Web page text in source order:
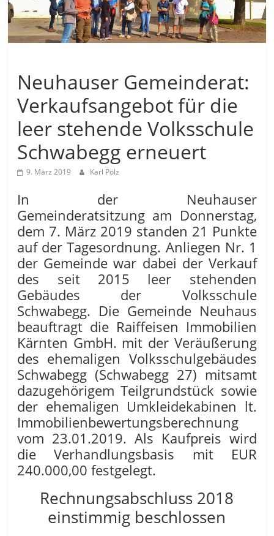
Neuhauser Gemeinderat:
Verkaufsangebot für die
leer stehende Volksschule
Schwabegg erneuert
9. März 2019 Karl Pölz
In der Neuhauser
Gemeinderatsitzung am Donnerstag,
dem 7. März 2019 standen 21 Punkte
auf der Tagesordnung. Anliegen Nr. 1
der Gemeinde war dabei der Verkauf
des seit 2015 leer stehenden
Gebäudes der Volksschule
Schwabegg. Die Gemeinde Neuhaus
beauftragt die Raiffeisen Immobilien
Kärnten GmbH. mit der Veräußerung
des ehemaligen Volksschulgebäudes
Schwabegg (Schwabegg 27) mitsamt
dazugehörigem Teilgrundstück sowie
der ehemaligen Umkleidekabinen lt.
Immobilienbewertungsberechnung
vom 23.01.2019. Als Kaufpreis wird
die Verhandlungsbasis mit EUR
240.000,00 festgelegt.
Rechnungsabschluss 2018
einstimmig beschlossen